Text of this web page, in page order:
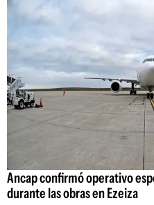
Ancap confirmó operativo
durante las obras en Ezeiza